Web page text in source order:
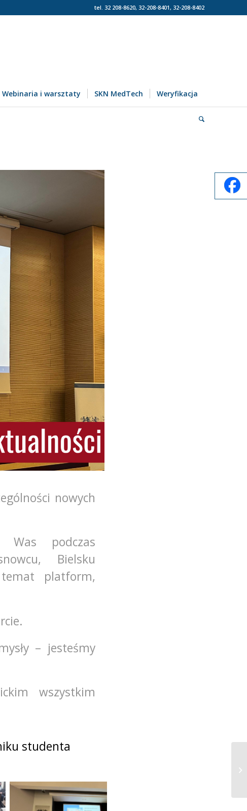
tel. 32 208-8620, 32-208-8401, 32-208-8402
Webinaria i warsztaty SKN MedTech Weryfikacja
nowych
podczas
Bielsku
platform,
– jesteśmy
wszystkim
studenta